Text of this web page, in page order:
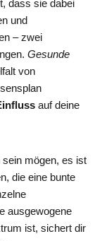
dass sie dabei
und
– zwei
Gesunde
von
auf deine
mögen, es ist
die eine bunte
ausgewogene
ist, sichert dir